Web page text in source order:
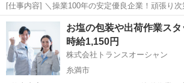
[仕事内容] ＼操業100年の安定優良企業！頑張り次
り／ ────────────────────────── 社員同士の仲が良く、風
通しの良い社風が自慢で、 「人間関係でのストレ
も多数...
沖縄 浦添市 工場
お塩の包装や出荷作業スタ
時給1,150円
株式会社トランスオーシャン
糸満市